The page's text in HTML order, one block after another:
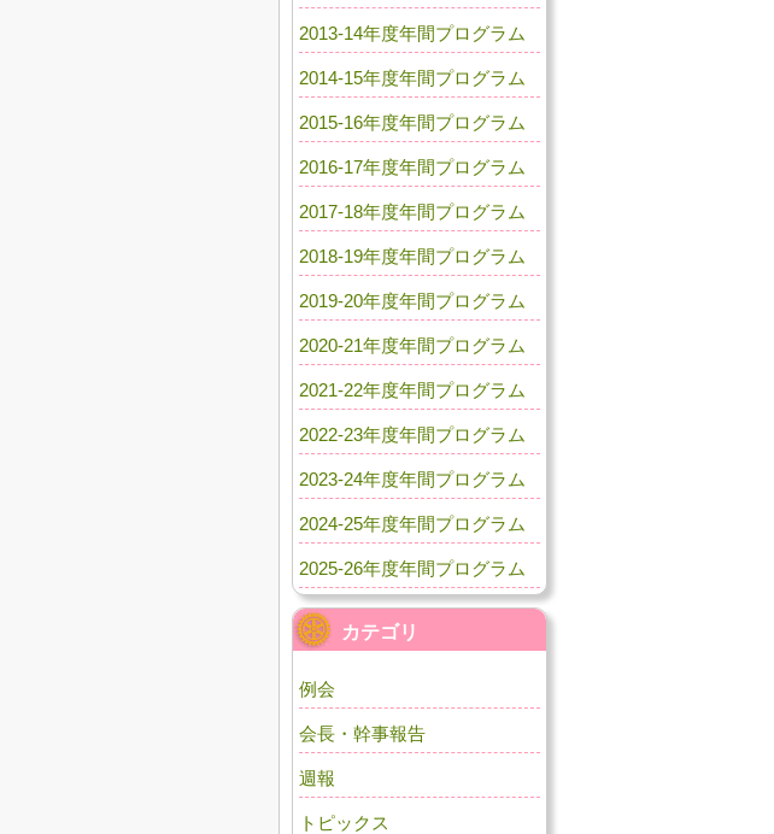
2013-14年度年間プログラム
2014-15年度年間プログラム
2015-16年度年間プログラム
2016-17年度年間プログラム
2017-18年度年間プログラム
2018-19年度年間プログラム
2019-20年度年間プログラム
2020-21年度年間プログラム
2021-22年度年間プログラム
2022-23年度年間プログラム
2023-24年度年間プログラム
2024-25年度年間プログラム
2025-26年度年間プログラム
カテゴリ
例会
会長・幹事報告
週報
トピックス